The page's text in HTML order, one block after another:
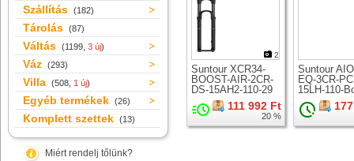
Szállítás (182)
Tárolás (87)
Váltás (1199, 3 új)
Váz (293)
Villa (508, 1 új)
Egyéb termékek (26)
Komplett szettek (13)
Miért rendelj tőlünk?
2
Suntour XCR34-
BOOST-AIR-2CR-
DS-15AH2-110-29
teleszkóp 29er
kerékhez111 992 Ft
20 %
Suntour
EQ-3CR-
15LH-110-
teleszkóp
kerékhez